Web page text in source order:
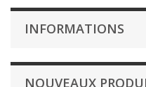
INFORMATIONS
NOUVEAUX